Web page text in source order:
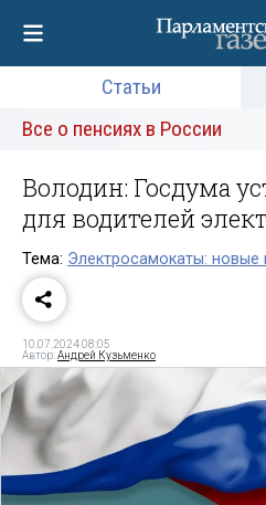
Статьи
Все о пенсиях в России
Володин: Госдума
для водителей
Тема: Электросамокаты: новые
10.07.2024 08:05
Автор:Андрей Кузьменко